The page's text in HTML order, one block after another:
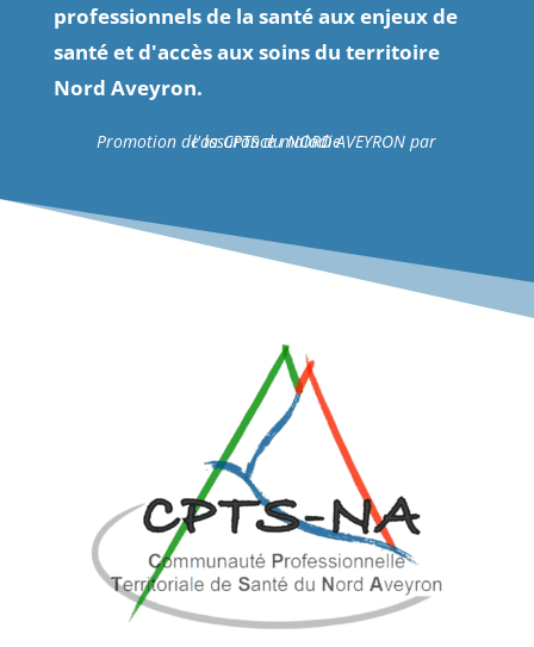
professionnels de la santé aux enjeux de
santé et d'accès aux soins du territoire
Nord Aveyron.
Promotion de la CPTS du NORD AVEYRON par l'assurance maladie